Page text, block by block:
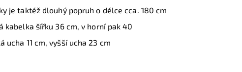
je taktéž dlouhý popruh o délce cca. 180 cm
kabelka šířku 36 cm, v horní pak 40
ucha 11 cm, vyšší ucha 23 cm